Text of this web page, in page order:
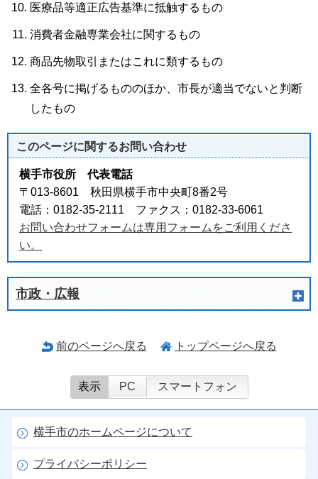
医療品等適正広告基準に抵触するもの
消費者金融専業会社に関するもの
商品先物取引またはこれに類するもの
全各号に掲げるもののほか、市長が適当でないと判断
したもの
このページに関するお問い合わせ
横手市役所 代表電話
〒013-8601 秋田県横手市中央町8番2号
電話：0182-35-2111 ファクス：0182-33-6061
お問い合わせフォームは専用フォームをご利用くださ
い。
市政・広報
前のページへ戻る トップページへ戻る
表示 PC スマートフォン
横手市のホームページについて
プライバシーポリシー